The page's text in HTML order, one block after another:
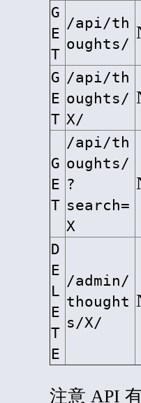
G
E
T
/api/th
oughts/
G
E
T
/api/th
oughts/
X/
G
E
T
/api/th
oughts/
?
search=
X
D
E
L
E
T
E
/admin/
thought
s/X/
注意 API